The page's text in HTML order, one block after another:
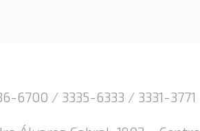
6700 / 3335-6333 / 3331-3771